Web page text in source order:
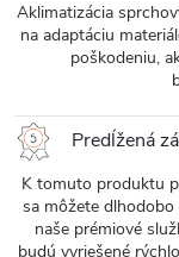
Aklimatizácia
na adaptáciu
poškodeniu,
Predĺžená
K tomuto produktu
sa môžete
naše prémiové
budú vyriešené